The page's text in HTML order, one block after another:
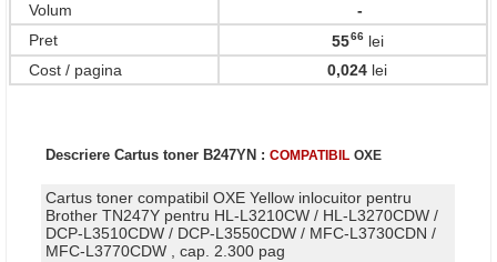
Volum
-
Pret
5566lei
Cost / pagina
0,024 lei
Descriere Cartus toner B247YN : COMPATIBIL OXE
Cartus toner compatibil OXE Yellow inlocuitor pentru
Brother TN247Y pentru HL-L3210CW / HL-L3270CDW /
DCP-L3510CDW / DCP-L3550CDW / MFC-L3730CDN /
MFC-L3770CDW , cap. 2.300 pag